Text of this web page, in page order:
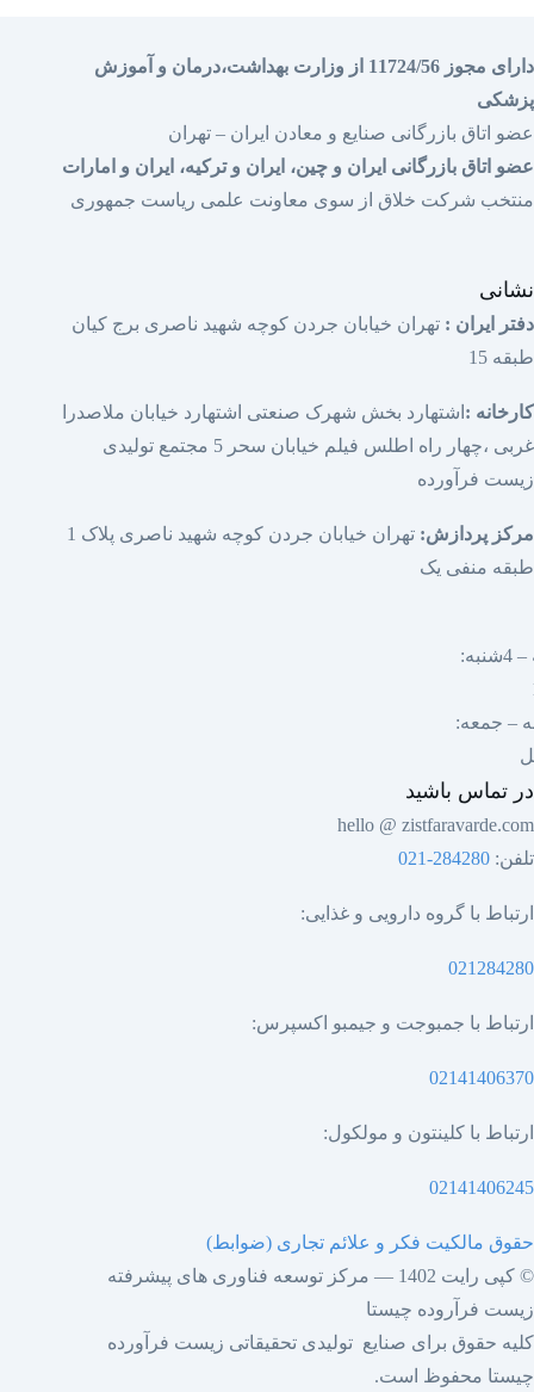
دارای مجوز 11724/56 از وزارت بهداشت،درمان و آموزش
پزشکی
عضو اتاق بازرگانی صنایع و معادن ایران – تهران
عضو اتاق بازرگانی ایران و چین، ایران و ترکیه، ایران و امارات
منتخب شرکت خلاق از سوی معاونت علمی ریاست جمهوری
نشانی
دفتر ایران : تهران خیابان جردن کوچه شهید ناصری برج کیان
طبقه 15
کارخانه : اشتهارد بخش شهرک صنعتی اشتهارد خیابان ملاصدرا
غربی ،چهار راه اطلس فیلم خیابان سحر 5 مجتمع تولیدی
زیست فرآورده
مرکز پردازش:
تهران خیابان جردن کوچه شهید ناصری پلاک 1
طبقه منفی یک
در تماس باشید
hello @ zistfaravarde.com
تلفن:
ارتباط با گروه دارویی و غذایی:
021284280
ارتباط با جمبوجت و جیمبو اکسپرس:
02141406370
ارتباط با کلینتون و مولکول:
02141406245
حقوق مالکیت فکر و علائم تجاری (ضوابط)
© کپی رایت 1402 — مرکز توسعه فناوری های پیشرفته
زیست فرآروده چیستا
کلیه حقوق برای صنایع تولیدی تحقیقاتی زیست فرآورده
چیستا محفوظ است.